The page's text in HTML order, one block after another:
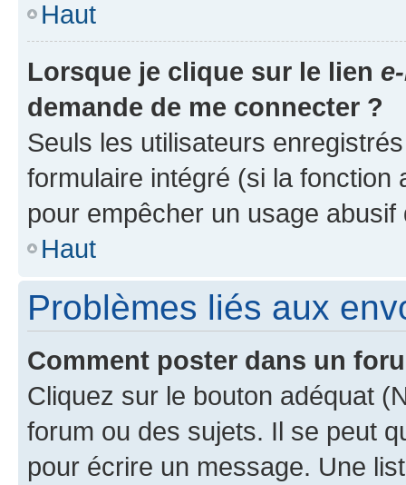
Haut
Lorsque je clique sur le lien
demande de me connecter ?
Seuls les utilisateurs
formulaire intégré (si la fonction
pour empêcher un usage
Haut
Problèmes liés aux
Comment poster dans un
Cliquez sur le bouton adéquat
forum ou des sujets. Il se peut
pour écrire un message. Une